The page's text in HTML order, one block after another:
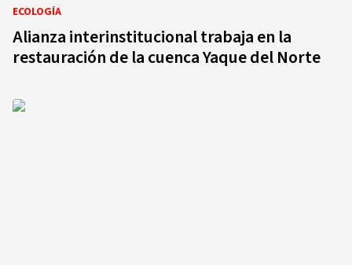
ECOLOGÍA
Alianza interinstitucional trabaja en la
restauración de la cuenca Yaque del Norte